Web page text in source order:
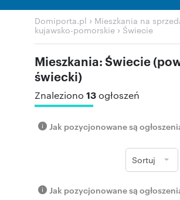
Domiporta.pl › Mieszkania na
kujawsko-pomorskie › Świecie
Mieszkania: Świecie
świecki)
Znaleziono 13ogłoszeń
Jak pozycjonowane są
Sortuj
Jak pozycjonowane są